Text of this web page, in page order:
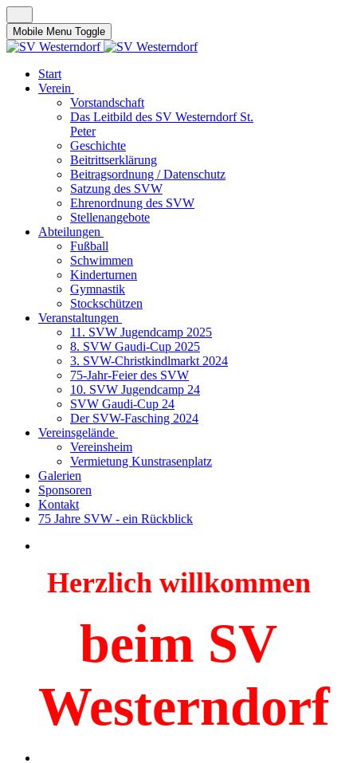
Mobile Menu Toggle
Start
Verein
Vorstandschaft
Das Leitbild des SV Westerndorf St.
Peter
Geschichte
Beitrittserklärung
Beitragsordnung / Datenschutz
Satzung des SVW
Ehrenordnung des SVW
Stellenangebote
Abteilungen
Fußball
Schwimmen
Kinderturnen
Gymnastik
Stockschützen
Veranstaltungen
11. SVW Jugendcamp 2025
8. SVW Gaudi-Cup 2025
3. SVW-Christkindlmarkt 2024
75-Jahr-Feier des SVW
10. SVW Jugendcamp 24
SVW Gaudi-Cup 24
Der SVW-Fasching 2024
Vereinsgelände
Vereinsheim
Vermietung Kunstrasenplatz
Galerien
Sponsoren
Kontakt
75 Jahre SVW - ein Rückblick
Herzlich willkommen
beim SV
Westerndorf